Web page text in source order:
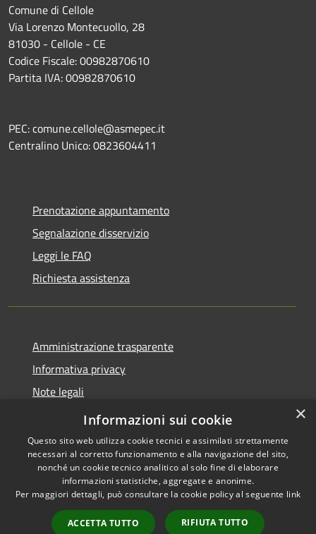
Comune di Cellole
Via Lorenzo Montecuollo, 28
81030 - Cellole - CE
Codice Fiscale: 00982870610
Partita IVA: 00982870610
PEC: comune.cellole@asmepec.it
Centralino Unico: 0823604411
Prenotazione appuntamento
Segnalazione disservizio
Leggi le FAQ
Richiesta assistenza
Amministrazione trasparente
Informativa privacy
Note legali
Dichiarazione di accessibilità
Accessibilità
Copyright © 2026 • Comune di
Cellole • Powered by
Municipium•
Accesso
×
Informazioni sui cookie
Questo sito web utilizza cookie tecnici e assimilati strettamente
necessari al corretto funzionamento e alla navigazione del sito,
nonché un cookie tecnico analitico al solo fine di elaborare
informazioni statistiche, aggregate e anonime.
Per maggiori dettagli, può consultare la cookie policy al seguente link
ACCETTA TUTTO RIFIUTA TUTTO